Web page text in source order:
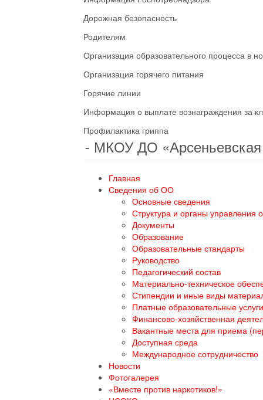
Дорожная безопасность
Родителям
Организация образовательного процесса в
Организация горячего питания
Горячие линии
Информация о выплате вознаграждения за
Профилактика гриппа
- МКОУ ДО
Главная
Сведения об ОО
Основные сведения
Структура и органы управления
Документы
Образование
Образовательные стандарты
Руководство
Педагогический состав
Материально-техническое
Стипендии и иные виды
Платные образовательные услуги
Финансово-хозяйственная
Вакантные места для приема
Доступная среда
Международное сотрудничество
Новости
Фотогалерея
«Вместе против наркотиков!»